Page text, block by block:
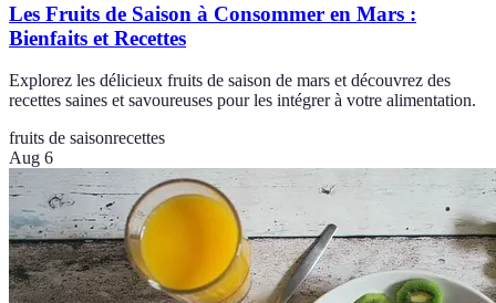
Les Fruits de Saison à Consommer en Mars :
Bienfaits et Recettes
Explorez les délicieux fruits de saison de mars et découvrez des
recettes saines et savoureuses pour les intégrer à votre alimentation.
fruits de saisonrecettes
Aug 6